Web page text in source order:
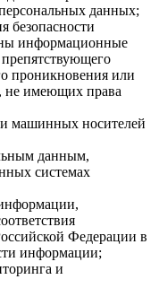
данных;
безопасности
информационные
проникновения или
не имеющих права
машинных носителей
данным,
системах
Федерации в
информации;
и